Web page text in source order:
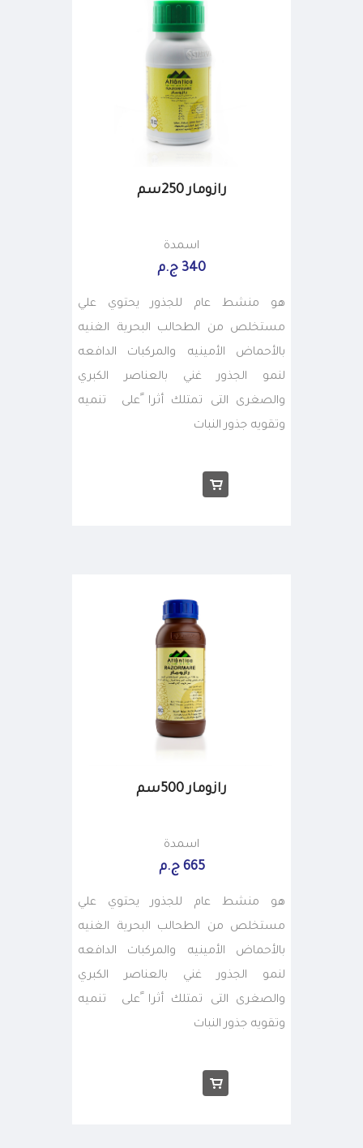
رازومار 250سم
اسمدة
340 ج.م
هو منشط عام للجذور يحتوي علي
مستخلص من الطحالب البحرية الغنيه
بالأحماض الأمينيه والمركبات الدافعه
لنمو الجذور غني بالعناصر الكبري
والصغرى التى تمتلك أثرا ًعلى تنميه
وتقويه جذور النبات
رازومار 500سم
اسمدة
665 ج.م
هو منشط عام للجذور يحتوي علي
مستخلص من الطحالب البحرية الغنيه
بالأحماض الأمينيه والمركبات الدافعه
لنمو الجذور غني بالعناصر الكبري
والصغرى التى تمتلك أثرا ًعلى تنميه
وتقويه جذور النبات